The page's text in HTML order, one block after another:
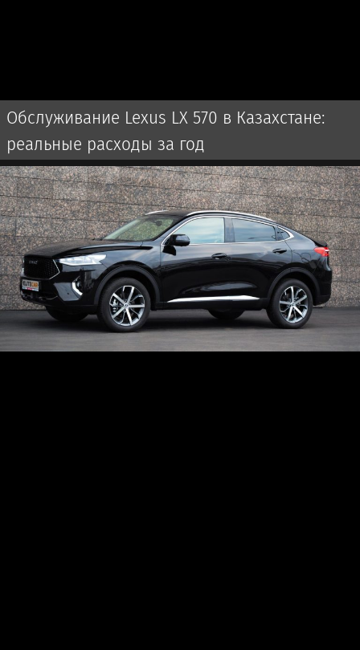
Обслуживание Lexus LX 570 в Казахстане:
реальные расходы за год